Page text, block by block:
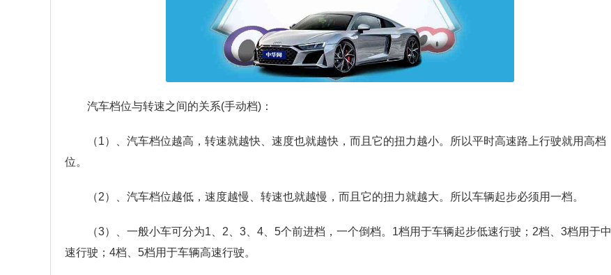
汽车档位与转速之间的关系(手动档)：
（1）、汽车档位越高，转速就越快、速度也就越快，而且它的扭力越小。所以平时高速路上行驶就用高档
位。
（2）、汽车档位越低，速度越慢、转速也就越慢，而且它的扭力就越大。所以车辆起步必须用一档。
（3）、一般小车可分为1、2、3、4、5个前进档，一个倒档。1档用于车辆起步低速行驶；2档、3档用于中
速行驶；4档、5档用于车辆高速行驶。